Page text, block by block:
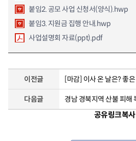
붙임2. 공모 사업 신청서(양식).hwp
붙임3. 지원금 집행 안내.hwp
사업설명회 자료(ppt).pdf
이전글
다음글
공유링크복사